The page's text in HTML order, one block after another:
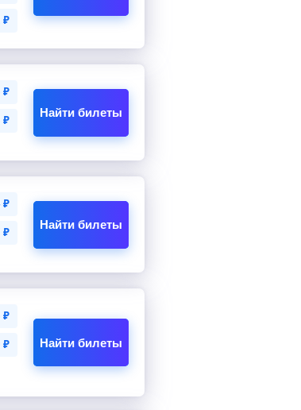
₽
₽
₽
Найти билеты
₽
₽
Найти билеты
₽
₽ Найти билеты